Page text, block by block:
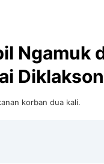
Ngamuk
Diklakson
korban dua kali.